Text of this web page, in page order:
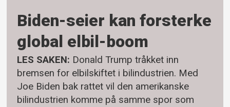
Biden-seier kan forsterke
global elbil-boom
LES SAKEN: Donald Trump tråkket inn
bremsen for elbilskiftet i bilindustrien. Med
Joe Biden bak rattet vil den amerikanske
bilindustrien komme på samme spor som